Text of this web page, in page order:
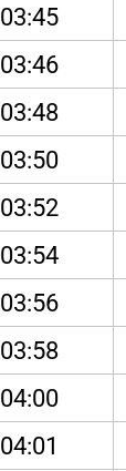
03:45
03:46
03:48
03:50
03:52
03:54
03:56
03:58
04:00
04:01